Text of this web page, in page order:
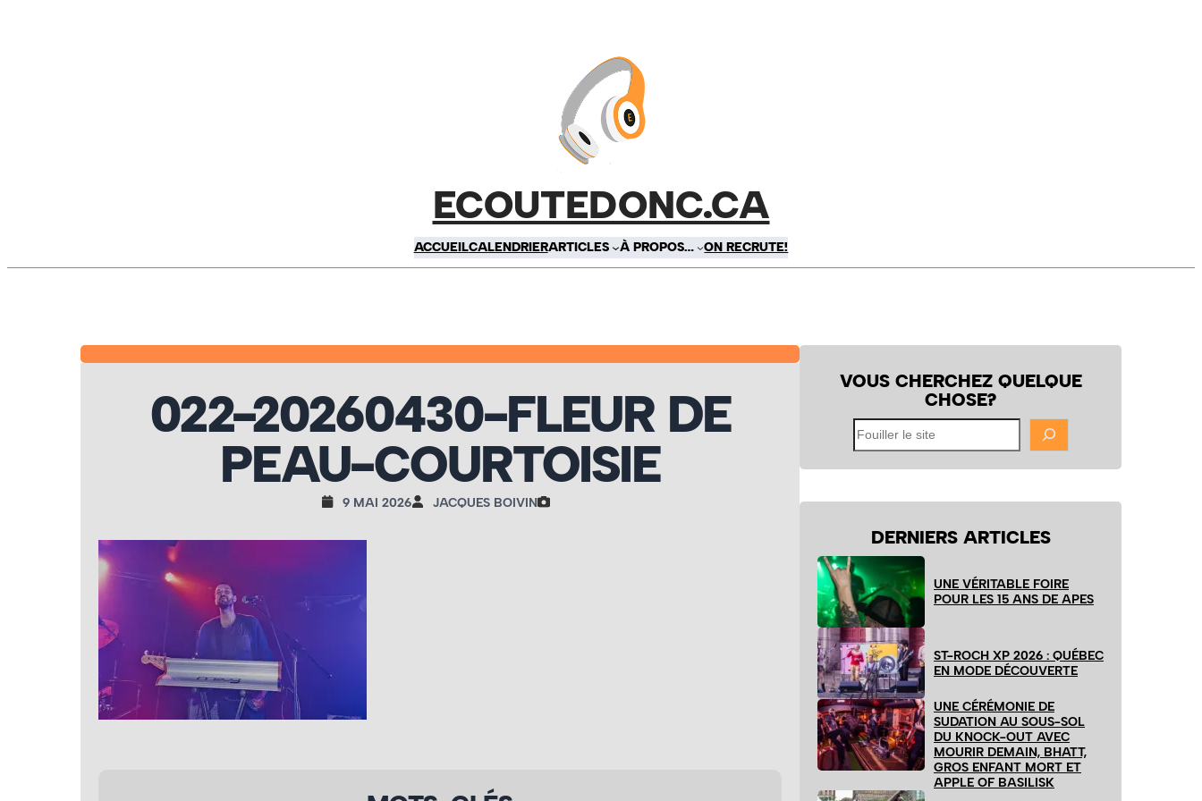
ECOUTEDONC.CA
ACCUEILCALENDRIERARTICLES À PROPOS… ON RECRUTE!
022-20260430-FLEUR DE
PEAU-COURTOISIE
9 MAI 2026 JACQUES BOIVIN
VOUS CHERCHEZ QUELQUE
CHOSE?
Fouiller
le
site
DERNIERS ARTICLES
UNE VÉRITABLE FOIRE
POUR LES 15 ANS DE APES
ST-ROCH XP 2026 : QUÉBEC
EN MODE DÉCOUVERTE
UNE CÉRÉMONIE DE
SUDATION AU SOUS-SOL
DU KNOCK-OUT AVEC
MOURIR DEMAIN, BHATT,
GROS ENFANT MORT ET
APPLE OF BASILISK